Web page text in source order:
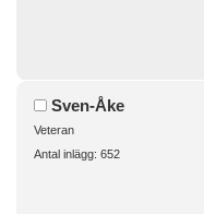
Sven-Åke
Veteran
Antal inlägg: 652